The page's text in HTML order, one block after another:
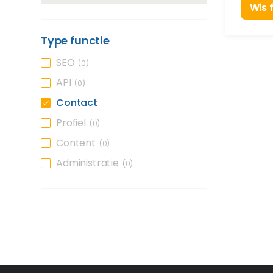
Type functie
SEO 0
API 0
Contact
Profiel
0
Content 0
Administratie 0
Wis